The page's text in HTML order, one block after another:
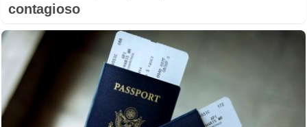
contagioso